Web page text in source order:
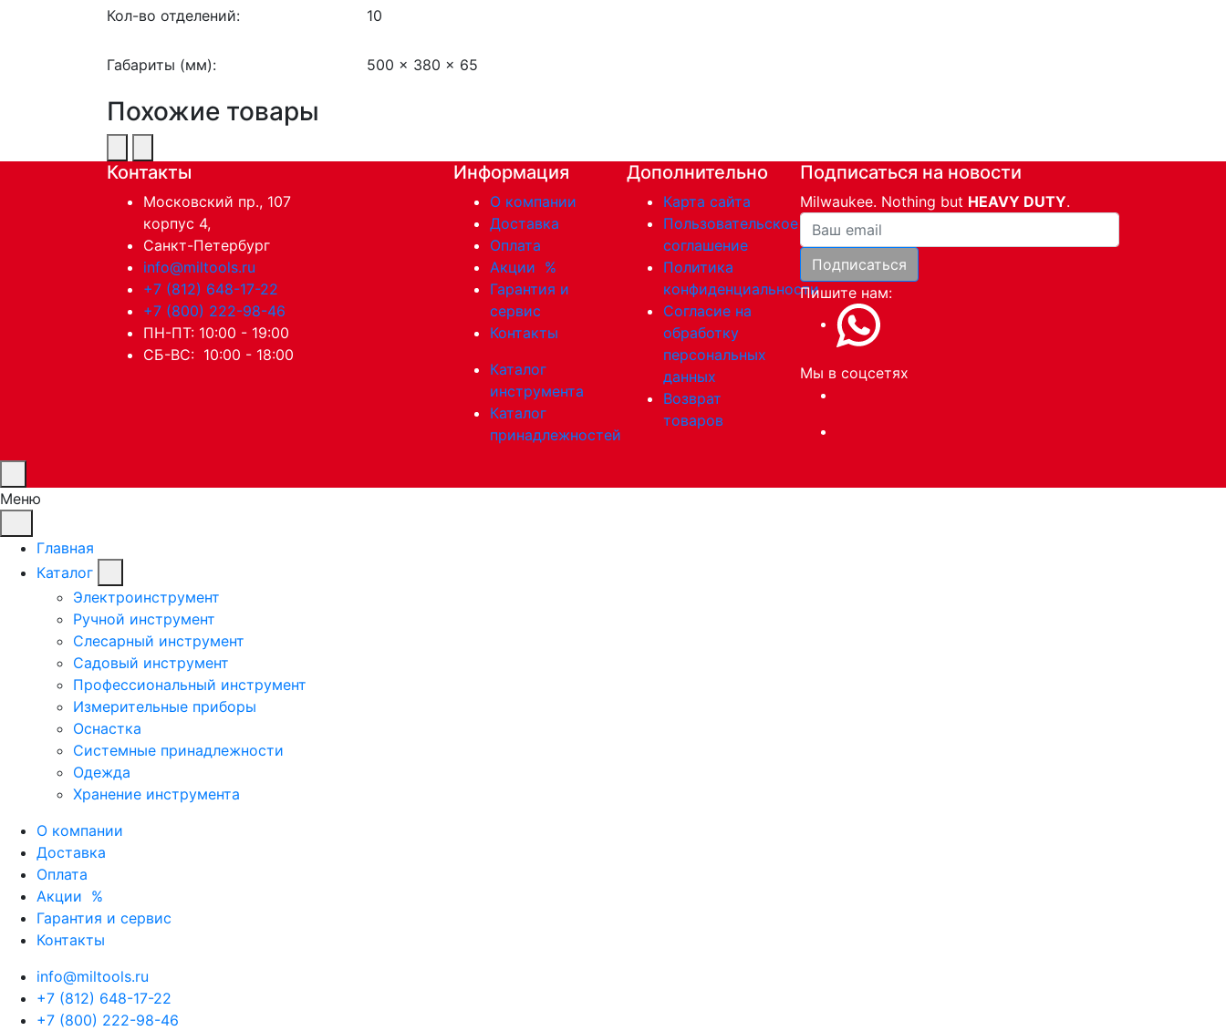
Кол-во отделений: 10
Габариты (мм): 500 x 380 x 65
Похожие товары
Контакты
Московский пр., 107
корпус 4,
Санкт-Петербург
info@miltools.ru
+7 (812) 648-17-22
+7 (800) 222-98-46
ПН-ПТ: 10:00 - 19:00
СБ-ВС: 10:00 - 18:00
Информация
О компании
Доставка
Оплата
Акции %
Гарантия и
сервис
Контакты
Каталог
инструмента
Каталог
принадлежностей
Дополнительно
Карта сайта
Пользовательское
соглашение
Политика
конфиденциальности
Согласие на
обработку
персональных
данных
Возврат
товаров
Подписаться на новости
Milwaukee. Nothing but HEAVY DUTY.
Ваша почта
Подписаться
Пишите нам:
Мы в соцсетях
Меню
Главная
Каталог
Электроинструмент
Ручной инструмент
Слесарный инструмент
Садовый инструмент
Профессиональный инструмент
Измерительные приборы
Оснастка
Системные принадлежности
Одежда
Хранение инструмента
О компании
Доставка
Оплата
Акции %
Гарантия и сервис
Контакты
info@miltools.ru
+7 (812) 648-17-22
+7 (800) 222-98-46